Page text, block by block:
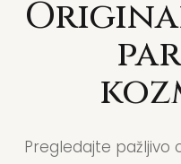
Pregledajte pažljivo